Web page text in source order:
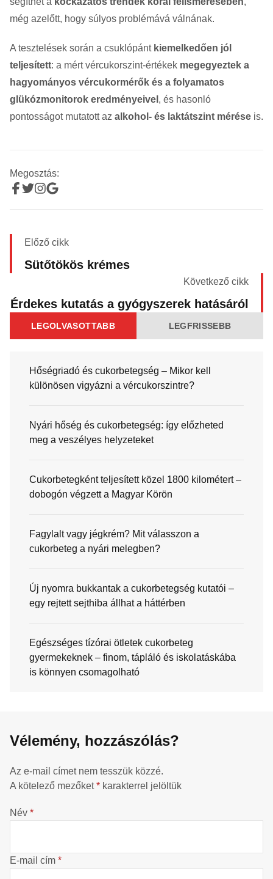
még azelőtt, hogy súlyos problémává válnának.
A tesztelések során a csuklópánt kiemelkedően jól
teljesített: a mért vércukorszint-értékek megegyeztek a
hagyományos vércukormérők és a folyamatos
glükózmonitorok eredményeivel , és hasonló
pontosságot mutatott az alkohol- és laktátszint mérése is.
Megosztás:
Előző cikk
Sütőtökös krémes
Következő cikk
Érdekes kutatás a gyógyszerek hatásáról
LEGOLVASOTTABB LEGFRISSEBB
Hőségriadó és cukorbetegség – Mikor kell
különösen vigyázni a vércukorszintre?
Nyári hőség és cukorbetegség: így előzheted
meg a veszélyes helyzeteket
Cukorbetegként teljesített közel 1800 kilométert –
dobogón végzett a Magyar Körön
Fagylalt vagy jégkrém? Mit válasszon a
cukorbeteg a nyári melegben?
Új nyomra bukkantak a cukorbetegség kutatói –
egy rejtett sejthiba állhat a háttérben
Egészséges tízórai ötletek cukorbeteg
gyermekeknek – finom, tápláló és iskolatáskába
is könnyen csomagolható
Vélemény, hozzászólás?
Az e-mail címet nem tesszük közzé.
A kötelező mezőket* karakterrel jelöltük
Név *
E-mail cím *